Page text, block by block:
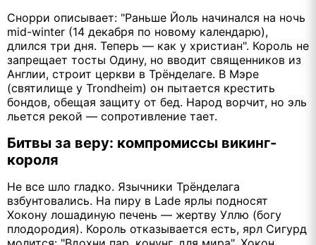
Снорри описывает: "Раньше Йоль начинался на ночь
mid-winter (14 декабря по новому календарю),
длился три дня. Теперь — как у христиан". Король не
запрещает тосты Одину, но вводит священников из
Англии, строит церкви в Трёнделаге. В Мэре
(святилище у Trondheim) он пытается крестить
бондов, обещая защиту от бед. Народ ворчит, но эль
льется рекой — сопротивление тает.
Битвы за веру: компромиссы викинг-
короля
Не все шло гладко. Язычники Трёнделага
взбунтовались. На пиру в Lade ярлы подносят
Хокону лошадиную печень — жертву Уллю (богу
плодородия). Король отказывается есть, ярл Сигурд